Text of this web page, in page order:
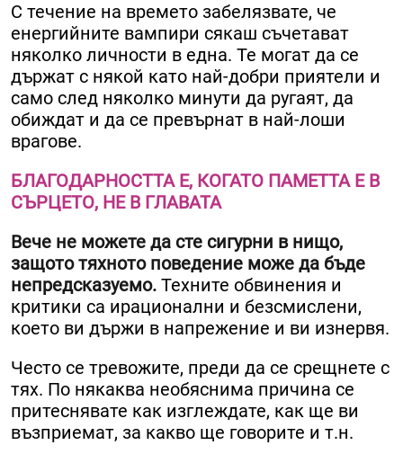
С течение на времето забелязвате, че
енергийните вампири сякаш съчетават
няколко личности в една. Те могат да се
държат с някой като най-добри приятели и
само след няколко минути да ругаят, да
обиждат и да се превърнат в най-лоши
врагове.
БЛАГОДАРНОСТТА Е, КОГАТО ПАМЕТТА Е В
СЪРЦЕТО, НЕ В ГЛАВАТА
Вече не можете да сте сигурни в нищо,
защото тяхното поведение може да бъде
непредсказуемо. Техните обвинения и
критики са ирационални и безсмислени,
което ви държи в напрежение и ви изнервя.
Често се тревожите, преди да се срещнете с
тях. По някаква необяснима причина се
притеснявате как изглеждате, как ще ви
възприемат, за какво ще говорите и т.н.